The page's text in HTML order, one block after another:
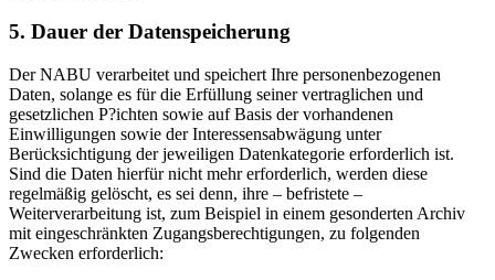
5. Dauer der Datenspeicherung
Der NABU verarbeitet und speichert Ihre personenbezogenen
Daten, solange es für die Erfüllung seiner vertraglichen und
gesetzlichen P?ichten sowie auf Basis der vorhandenen
Einwilligungen sowie der Interessensabwägung unter
Berücksichtigung der jeweiligen Datenkategorie erforderlich ist.
Sind die Daten hierfür nicht mehr erforderlich, werden diese
regelmäßig gelöscht, es sei denn, ihre – befristete –
Weiterverarbeitung ist, zum Beispiel in einem gesonderten Archiv
mit eingeschränkten Zugangsberechtigungen, zu folgenden
Zwecken erforderlich: